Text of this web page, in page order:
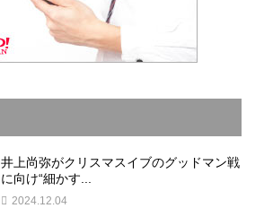
井上尚弥がクリスマスイブのグッドマン戦
に向け“細かす...
2024.12.04